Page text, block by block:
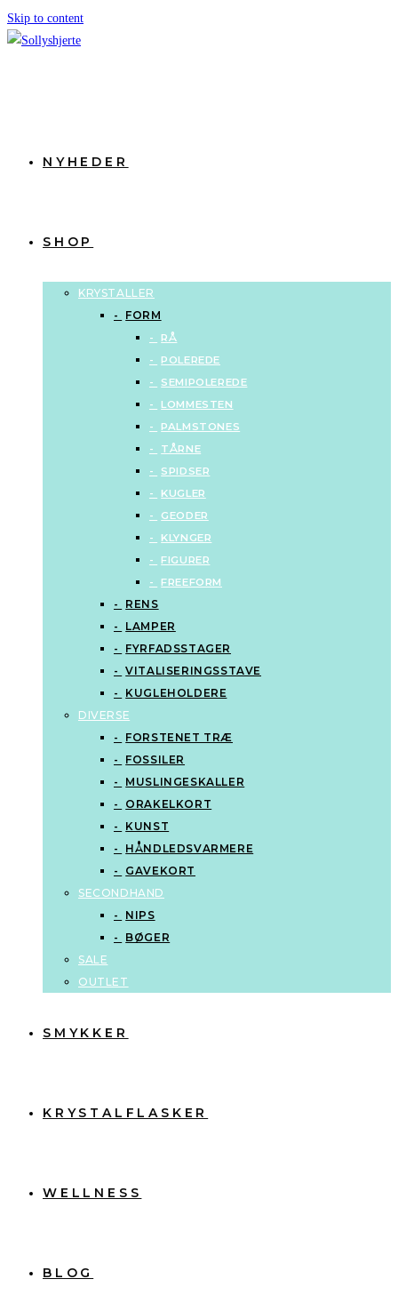
Skip to content
NYHEDER
SHOP
KRYSTALLER
FORM
RÅ
POLEREDE
SEMIPOLEREDE
LOMMESTEN
PALMSTONES
TÅRNE
SPIDSER
KUGLER
GEODER
KLYNGER
FIGURER
FREEFORM
RENS
LAMPER
FYRFADSSTAGER
VITALISERINGSSTAVE
KUGLEHOLDERE
DIVERSE
FORSTENET TRÆ
FOSSILER
MUSLINGESKALLER
ORAKELKORT
KUNST
HÅNDLEDSVARMERE
GAVEKORT
SECONDHAND
NIPS
BØGER
SALE
OUTLET
SMYKKER
KRYSTALFLASKER
WELLNESS
BLOG